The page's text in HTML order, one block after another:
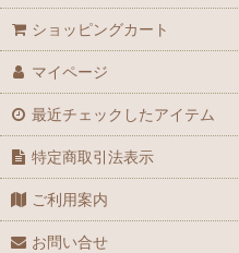
ショッピングカート
マイページ
最近チェックしたアイテム
特定商取引法表示
ご利用案内
お問い合せ